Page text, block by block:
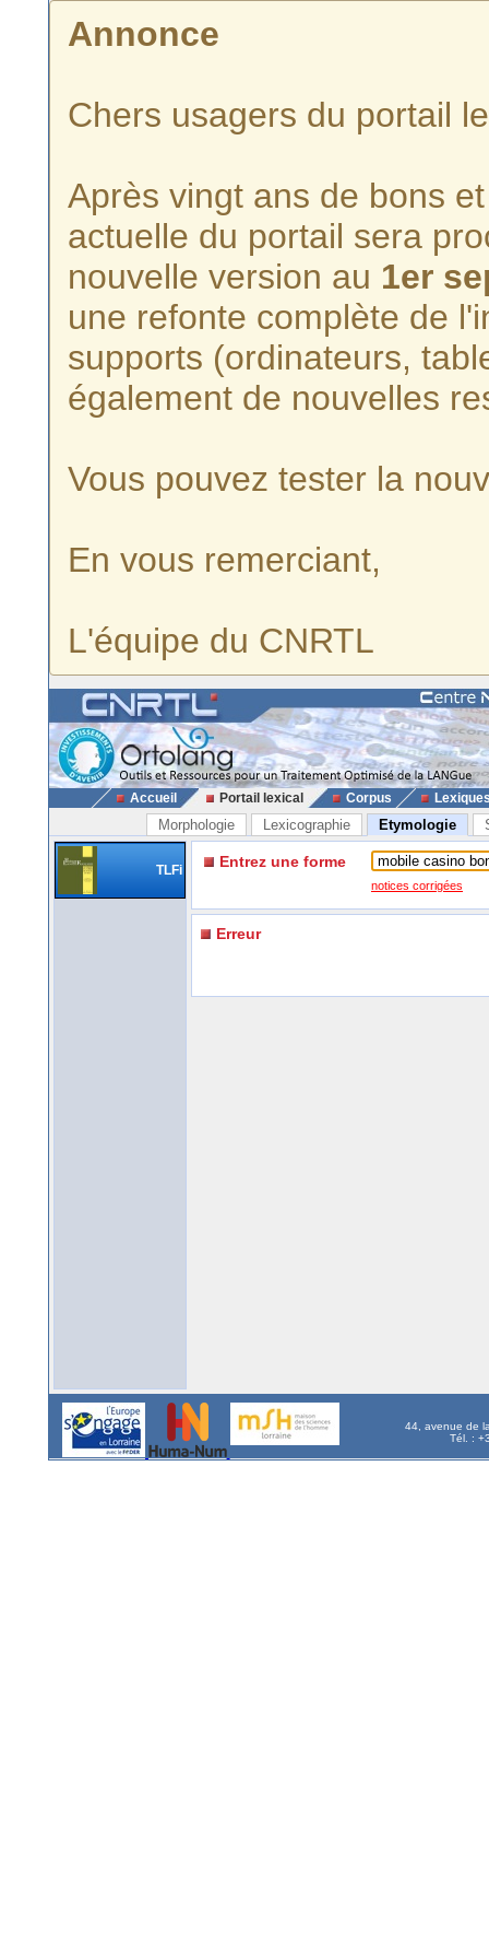
Annonce
Chers usagers du portail
Après vingt ans de bons
actuelle du portail sera
nouvelle version au 1er
une refonte complète de
supports (ordinateurs,
également de nouvelles
Vous pouvez tester la
En vous remerciant,
L'équipe du CNRTL
Accueil Portail lexical Corpus
Morphologie Lexicographie Etymologie
TLFi Entrez une forme
notices corrigées
Erreur
44, avenue de
Tél. :